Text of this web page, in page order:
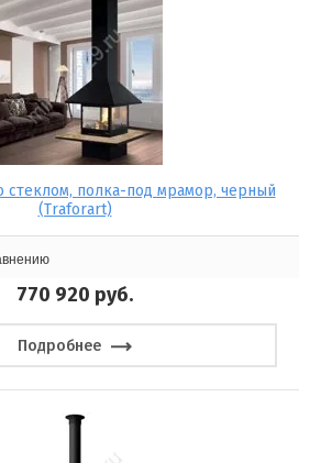
стеклом, полка-под мрамор, черный
(Traforart)
770 920 руб.
Подробнее